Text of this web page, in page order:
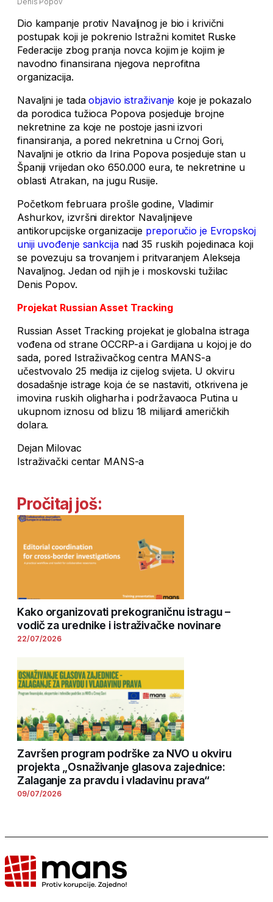
Dio kampanje protiv Navaljnog je bio i krivični
postupak koji je pokrenio Istražni komitet Ruske
Federacije zbog pranja novca kojim je kojim je
navodno finansirana njegova neprofitna
organizacija.
Navaljni je tadaobjavio istraživanje koje je pokazalo
da porodica tužioca Popova posjeduje brojne
nekretnine za koje ne postoje jasni izvori
finansiranja, a pored nekretnina u Crnoj Gori,
Navaljni je otkrio da Irina Popova posjeduje stan u
Španiji vrijedan oko 650.000 eura, te nekretnine u
oblasti Atrakan, na jugu Rusije.
Početkom februara prošle godine, Vladimir
Ashurkov, izvršni direktor Navaljnijeve
antikorupcijske organizacije preporučio je Evropskoj
uniji uvođenje sankcijanad 35 ruskih pojedinaca koji
se povezuju sa trovanjem i pritvaranjem Alekseja
Navaljnog. Jedan od njih je i moskovski tužilac
Denis Popov.
Projekat Russian Asset Tracking
Russian Asset Tracking projekat je globalna istraga
vođena od strane OCCRP-a i Gardijana u kojoj je do
sada, pored Istraživačkog centra MANS-a
učestvovalo 25 medija iz cijelog svijeta. U okviru
dosadašnje istrage koja će se nastaviti, otkrivena je
imovina ruskih oligharha i podržavaoca Putina u
ukupnom iznosu od blizu 18 milijardi američkih
dolara.
Dejan Milovac
Istraživački centar MANS-a
Pročitaj još:
Kako organizovati prekograničnu istragu –
vodič za urednike i istraživačke novinare
22/07/2026
Završen program podrške za NVO u okviru
projekta „Osnaživanje glasova zajednice:
Zalaganje za pravdu i vladavinu prava“
09/07/2026